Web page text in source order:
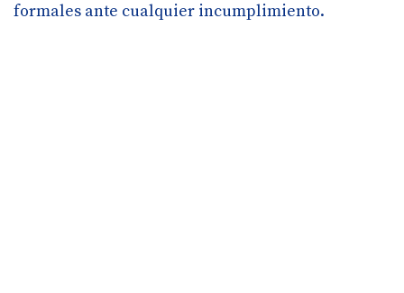
formales ante cualquier incumplimiento.